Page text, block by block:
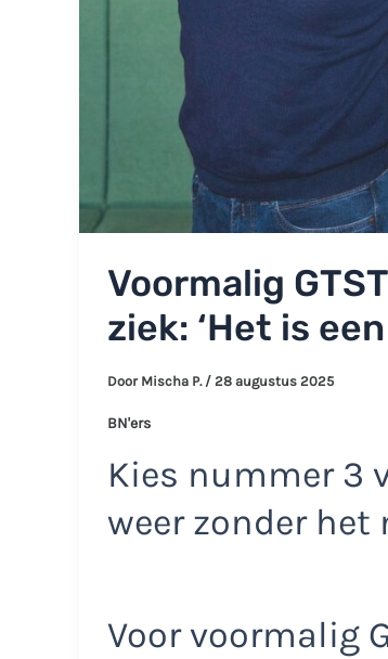
Voormalig
ziek: ‘Het is
Door Mischa P. / 28 augustus 2025
BN'ers
Kies nummer 3
weer zonder
Voor voormalig